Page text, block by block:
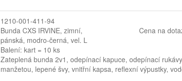
1210-001-411-94
Bunda CXS IRVINE, zimní,
pánská, modro-černá, vel. L
Balení: kart = 10 ks
Cena na
Zateplená bunda 2v1, odepínací kapuce, odepínací
manžetou, lepené švy, vnitřní kapsa, reflexní výpustky,